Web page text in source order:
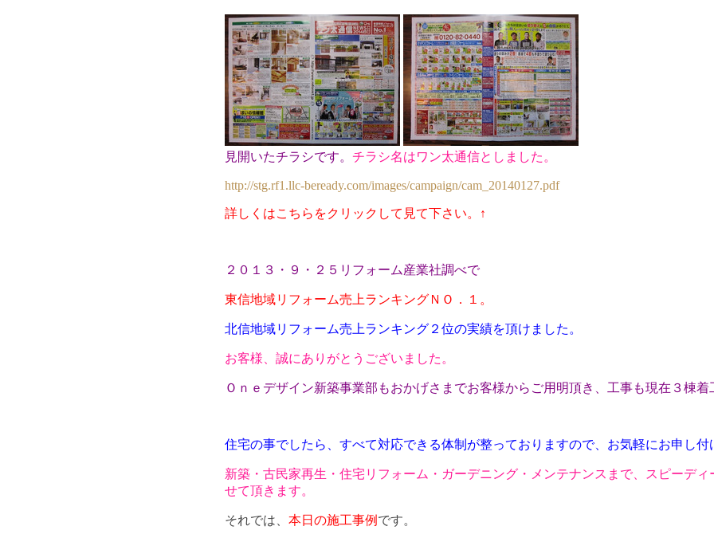
見開いたチラシです。 チラシ名はワン太通信としました。
http://stg.rf1.llc-beready.com/images/campaign/cam_20140127.pdf
詳しくはこちらをクリックして見て下さい。↑
２０１３・９・２５リフォーム産業社調べで
東信地域リフォーム売上ランキングＮＯ．１。
北信地域リフォーム売上ランキング２ 位の実績を頂けました。
お客様、誠にありがとうございました。
Ｏｎｅデザイン新築事業部もおかげさまでお客様からご用明頂き、工事も現在３棟着
住宅の事でしたら、すべて対応できる体制が整っておりますので、お気軽にお申し付
新築・古民家再生・住宅リフォーム・ガーデニング・メンテナンスまで、スピーディ
せて頂きます。
それでは、 本日の施工事例 です。